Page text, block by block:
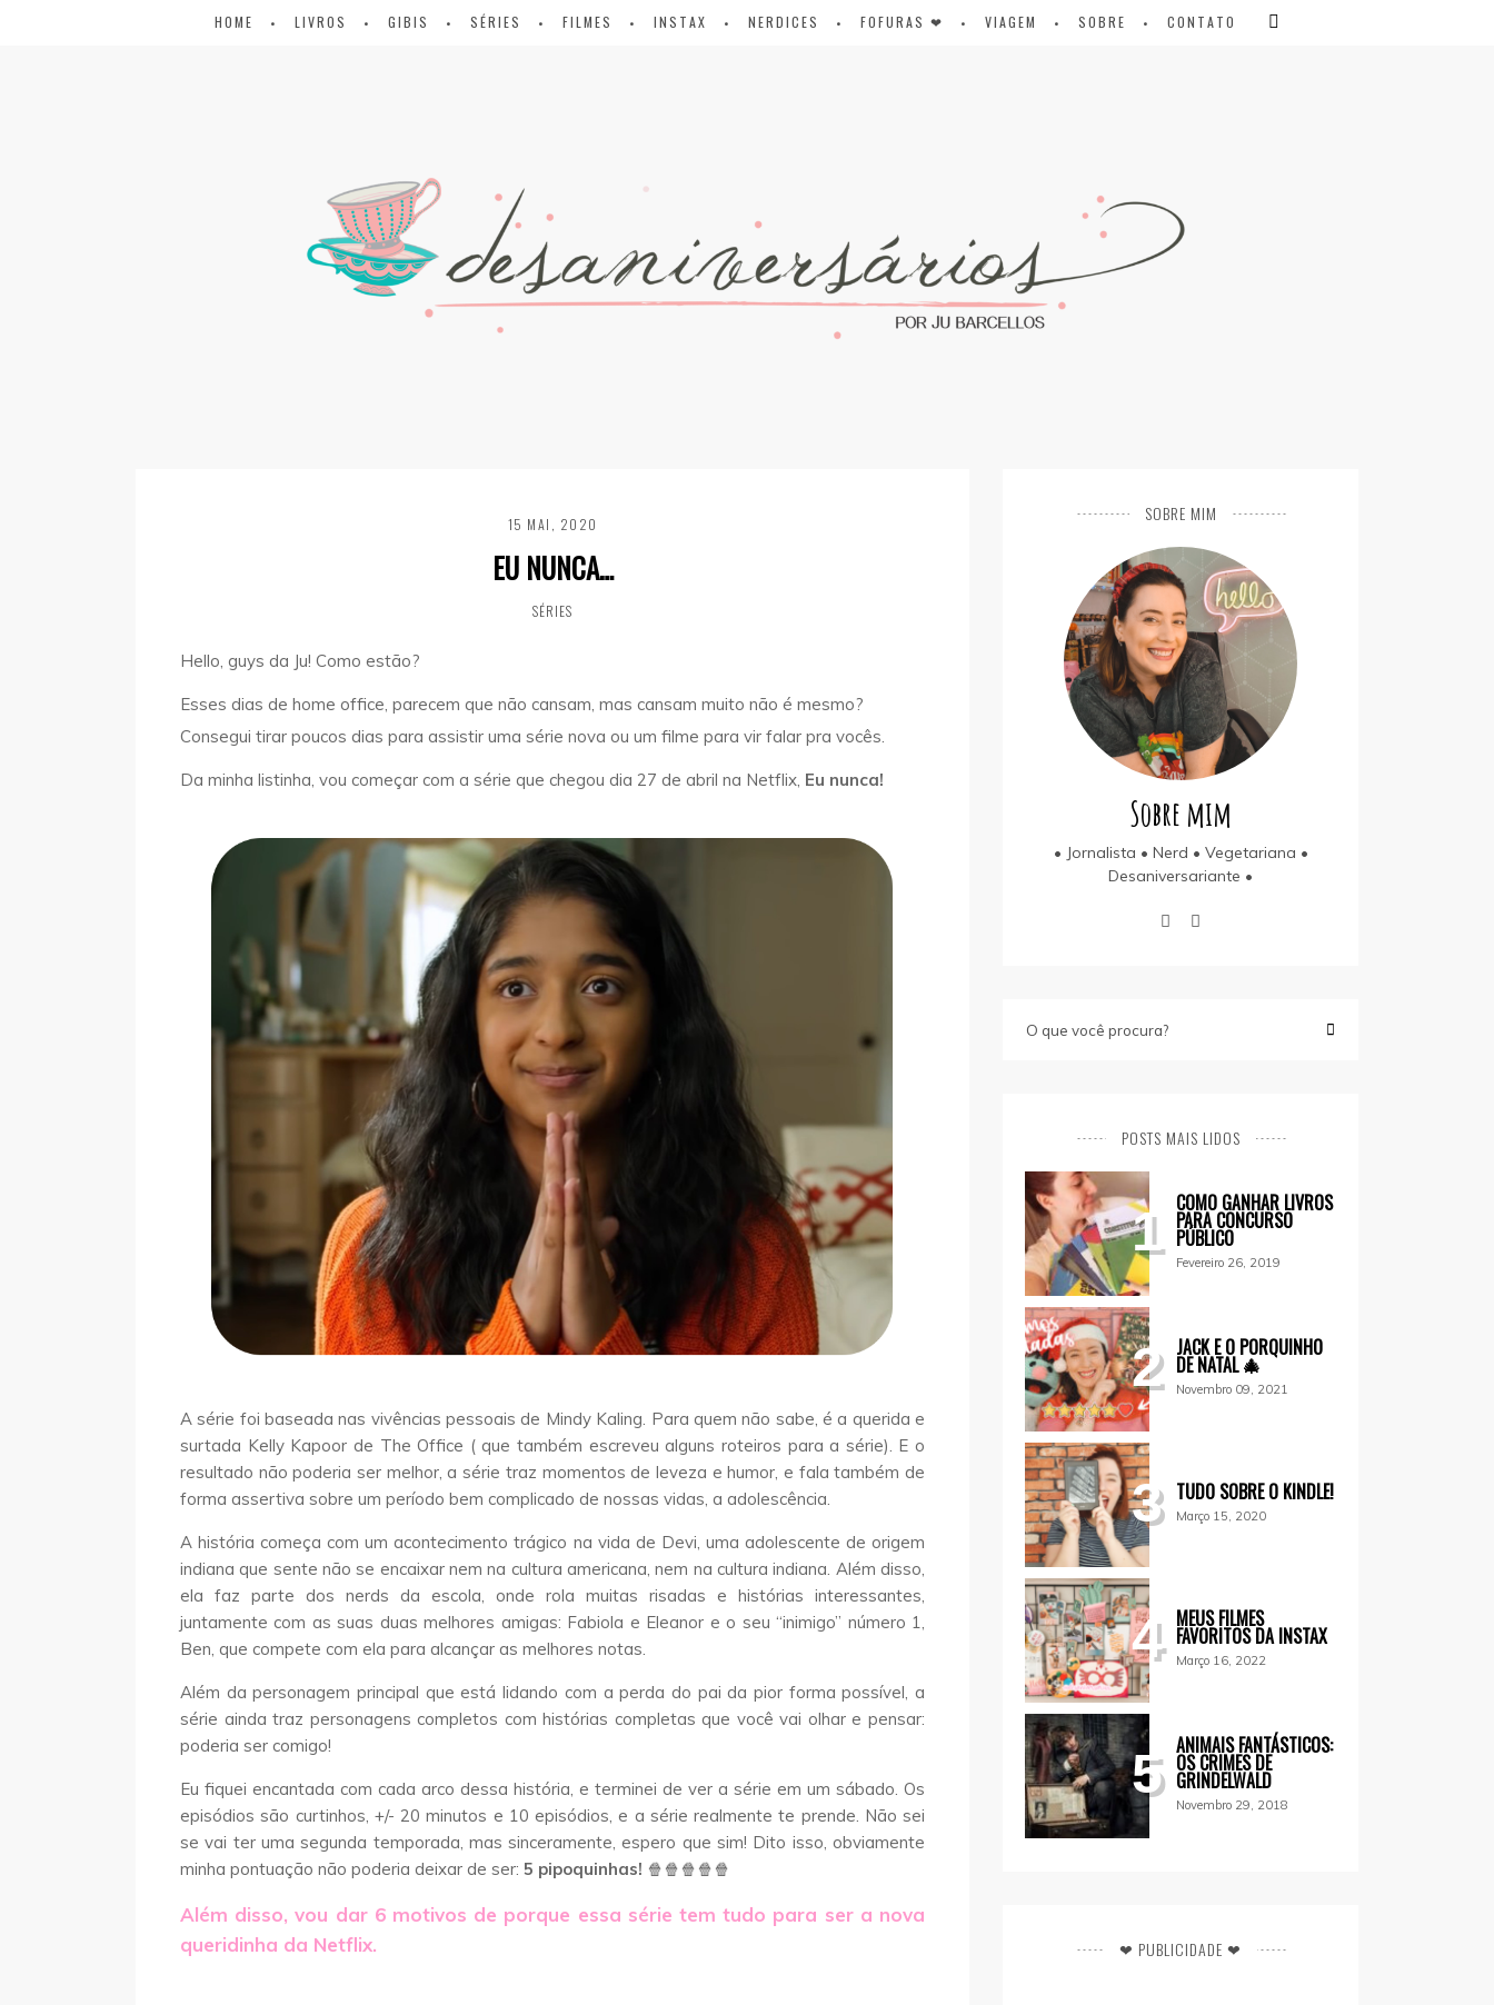
HOME LIVROS GIBIS SÉRIES FILMES INSTAX NERDICES FOFURAS ❤ VIAGEM SOBRE CONTATO
15 MAI, 2020
EU NUNCA…
SÉRIES
Hello, guys da Ju! Como estão?
Esses dias de home office, parecem que não cansam, mas cansam muito não é mesmo?
Consegui tirar poucos dias para assistir uma série nova ou um filme para vir falar pra vocês.
Da minha listinha, vou começar com a série que chegou dia 27 de abril na Netflix, Eu nunca!
A série foi baseada nas vivências pessoais de Mindy Kaling. Para quem não sabe, é a querida e
surtada Kelly Kapoor de The Office ( que também escreveu alguns roteiros para a série). E o
resultado não poderia ser melhor, a série traz momentos de leveza e humor, e fala também de
forma assertiva sobre um período bem complicado de nossas vidas, a adolescência.
A história começa com um acontecimento trágico na vida de Devi, uma adolescente de origem
indiana que sente não se encaixar nem na cultura americana, nem na cultura indiana. Além disso,
ela faz parte dos nerds da escola, onde rola muitas risadas e histórias interessantes,
juntamente com as suas duas melhores amigas: Fabiola e Eleanor e o seu “inimigo” número 1,
Ben, que compete com ela para alcançar as melhores notas.
Além da personagem principal que está lidando com a perda do pai da pior forma possível, a
série ainda traz personagens completos com histórias completas que você vai olhar e pensar:
poderia ser comigo!
Eu fiquei encantada com cada arco dessa história, e terminei de ver a série em um sábado. Os
episódios são curtinhos, +/- 20 minutos e 10 episódios, e a série realmente te prende. Não sei
se vai ter uma segunda temporada, mas sinceramente, espero que sim! Dito isso, obviamente
minha pontuação não poderia deixar de ser: 5 pipoquinhas! 🍿 🍿 🍿 🍿 🍿
Além disso, vou dar 6 motivos de porque essa série tem tudo para ser a nova
queridinha da Netflix.
SOBRE MIM
Sobre mim
• Jornalista • Nerd • Vegetariana •
Desaniversariante •
POSTS MAIS LIDOS
1 COMO GANHAR LIVROS
PARA CONCURSO
PÚBLICO
Fevereiro 26, 2019
2 JACK E O PORQUINHO
DE NATAL 🎄
Novembro 09, 2021
3 TUDO SOBRE O KINDLE!
Março 15, 2020
4 MEUS FILMES
FAVORITOS DA INSTAX
Março 16, 2022
5 ANIMAIS FANTÁSTICOS:
OS CRIMES DE
GRINDELWALD
Novembro 29, 2018
❤ PUBLICIDADE ❤